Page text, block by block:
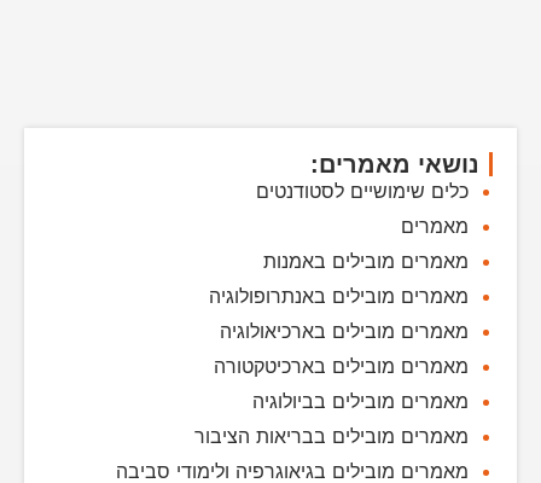
נושאי מאמרים:
כלים שימושיים לסטודנטים
מאמרים
מאמרים מובילים באמנות
מאמרים מובילים באנתרופולוגיה
מאמרים מובילים בארכיאולוגיה
מאמרים מובילים בארכיטקטורה
מאמרים מובילים בביולוגיה
מאמרים מובילים בבריאות הציבור
מאמרים מובילים בגיאוגרפיה ולימודי סביבה